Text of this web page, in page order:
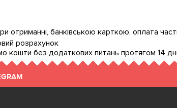
отриманні, банківською карткою, оплата
розрахунок
кошти без додаткових питань протягом 14